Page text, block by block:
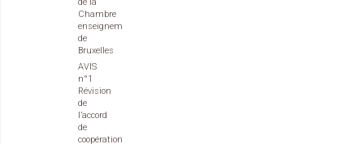
Chambre
enseignement
de
Bruxelles
AVIS
n°1
Révision
de
l’accord
de
coopération